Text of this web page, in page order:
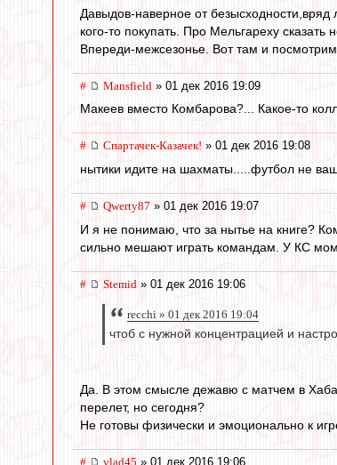
Давыдов-наверное от
кого-то покупать. Про Мельгареху сказать
Впереди-межсезонье. Вот там и посмотрим.
# Mansfield » 01 дек 2016 19:09
Макеев вместо Комбарова?... Какое-то
# Спартачек-Казачек! » 01 дек 2016 19:08
нытики идите на шахматы.....футбол не
# Qwerty87 » 01 дек 2016 19:07
И я не понимаю, что за нытье на книге?
сильно мешают играть командам. У КС
# Stemid » 01 дек 2016 19:06
recchi » 01 дек 2016 19:04
чтоб с нужной концентрацией и
Да. В этом смысле дежавю с матчем в
перелет, но сегодня?
Не готовы физически и эмоционально к
# vlad45 » 01 дек 2016 19:06